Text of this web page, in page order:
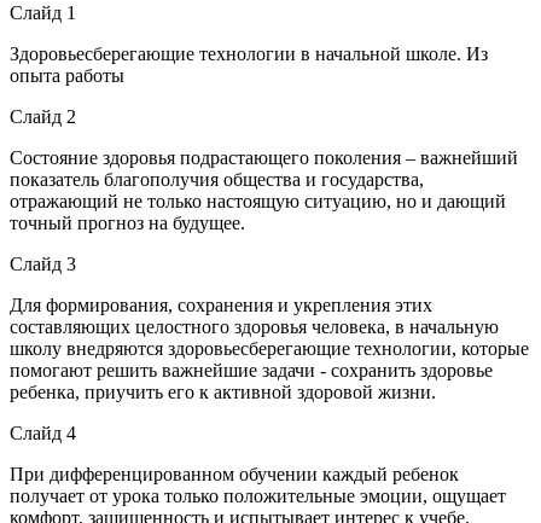
Слайд 1
Здоровьесберегающие технологии в начальной школе. Из
опыта работы
Слайд 2
Состояние здоровья подрастающего поколения – важнейший
показатель благополучия общества и государства,
отражающий не только настоящую ситуацию, но и дающий
точный прогноз на будущее.
Слайд 3
Для формирования, сохранения и укрепления этих
составляющих целостного здоровья человека, в начальную
школу внедряются здоровьесберегающие технологии, которые
помогают решить важнейшие задачи - сохранить здоровье
ребенка, приучить его к активной здоровой жизни.
Слайд 4
При дифференцированном обучении каждый ребенок
получает от урока только положительные эмоции, ощущает
комфорт, защищенность и испытывает интерес к учебе.